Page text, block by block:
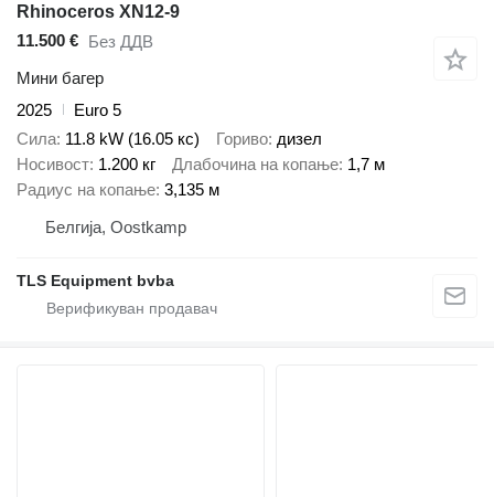
Rhinoceros XN12-9
11.500 € Без ДДВ
Мини багер
2025
Euro 5
Сила 11.8 kW (16.05 кс) Гориво дизел
Носивост 1.200 кг Длабочина на копање 1,7 м
Радиус на копање 3,135 м
Белгија, Oostkamp
TLS Equipment bvba